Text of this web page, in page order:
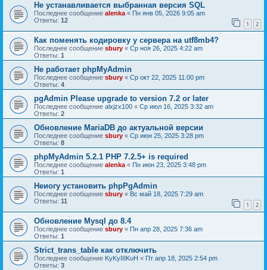
Не устанавливается выбранная версия SQL
Последнее сообщение alenka « Пн янв 05, 2026 9:05 am
Ответы: 12 1 2
Как поменять кодировку у сервера на utf8mb4?
Последнее сообщение sbury « Ср ноя 26, 2025 4:22 am
Ответы: 1
Не работает phpMyAdmin
Последнее сообщение sbury « Ср окт 22, 2025 11:00 pm
Ответы: 4
pgAdmin Please upgrade to version 7.2 or later
Последнее сообщение alxjzx100 « Ср июл 16, 2025 3:32 am
Ответы: 2
Обновление MariaDB до актуальной версии
Последнее сообщение sbury « Ср июн 25, 2025 3:28 pm
Ответы: 8
phpMyAdmin 5.2.1 PHP 7.2.5+ is required
Последнее сообщение alenka « Пн июн 23, 2025 3:48 pm
Ответы: 1
Неиогу установить phpPgAdmin
Последнее сообщение sbury « Вс май 18, 2025 7:29 am
Ответы: 11 1 2
Обновление Mysql до 8.4
Последнее сообщение sbury « Пн апр 28, 2025 7:36 am
Ответы: 1
Strict_trans_table как отключить
Последнее сообщение KyKyIIIKuH « Пт апр 18, 2025 2:54 pm
Ответы: 3